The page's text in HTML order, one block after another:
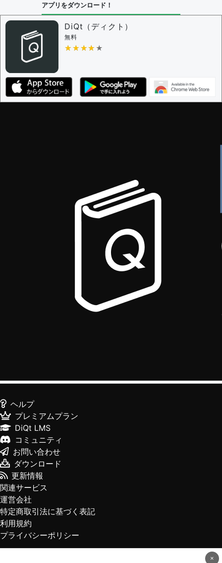
×
アプリをダウンロード！
DiQt（ディクト）
無料
★★★★★
★★★★★
ヘルプ
プレミアムプラン
DiQt LMS
コミュニティ
お問い合わせ
ダウンロード
更新情報
関連サービス
運営会社
特定商取引法に基づく表記
利用規約
プライバシーポリシー